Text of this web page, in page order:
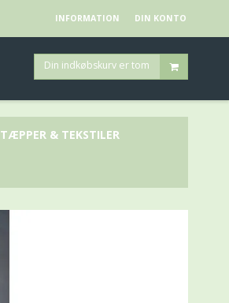
INFORMATION DIN KONTO
Din indkøbskurv er tom
TÆPPER & TEKSTILER